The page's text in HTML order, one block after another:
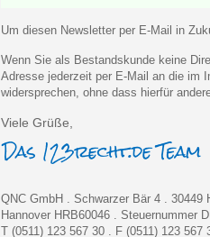
Um diesen Newsletter per E-Mail in
Wenn Sie als Bestandskunde keine
Adresse jederzeit per E-Mail an die im
widersprechen, ohne dass hierfür
Viele Grüße,
QNC GmbH . Schwarzer Bär 4 . 30449
Hannover HRB60046 . Steuernummer
T (0511) 123 567 30 . F (0511) 123 567